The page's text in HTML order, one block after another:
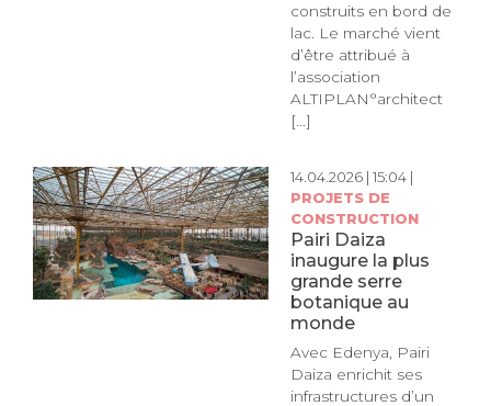
construits en bord de
lac. Le marché vient
d’être attribué à
l’association
ALTIPLAN°architect
[...]
14.04.2026 | 15:04 |
PROJETS DE
CONSTRUCTION
Pairi Daiza
inaugure la plus
grande serre
botanique au
monde
Avec Edenya, Pairi
Daiza enrichit ses
infrastructures d’un